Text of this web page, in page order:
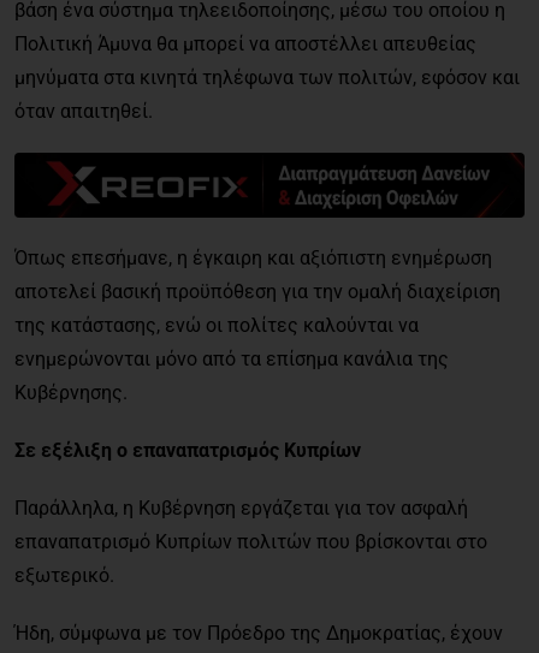
βάση ένα σύστημα τηλεειδοποίησης, μέσω του οποίου η
Πολιτική Άμυνα θα μπορεί να αποστέλλει απευθείας
μηνύματα στα κινητά τηλέφωνα των πολιτών, εφόσον και
όταν απαιτηθεί.
Όπως επεσήμανε, η έγκαιρη και αξιόπιστη ενημέρωση
αποτελεί βασική προϋπόθεση για την ομαλή διαχείριση
της κατάστασης, ενώ οι πολίτες καλούνται να
ενημερώνονται μόνο από τα επίσημα κανάλια της
Κυβέρνησης.
Σε εξέλιξη ο επαναπατρισμός Κυπρίων
Παράλληλα, η Κυβέρνηση εργάζεται για τον ασφαλή
επαναπατρισμό Κυπρίων πολιτών που βρίσκονται στο
εξωτερικό.
Ήδη, σύμφωνα με τον Πρόεδρο της Δημοκρατίας, έχουν